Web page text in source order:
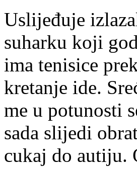
Uslijeđuje
suharku koji
ima tenisice
kretanje ide.
me u potunosti
sada slijedi
cukaj do autiju.